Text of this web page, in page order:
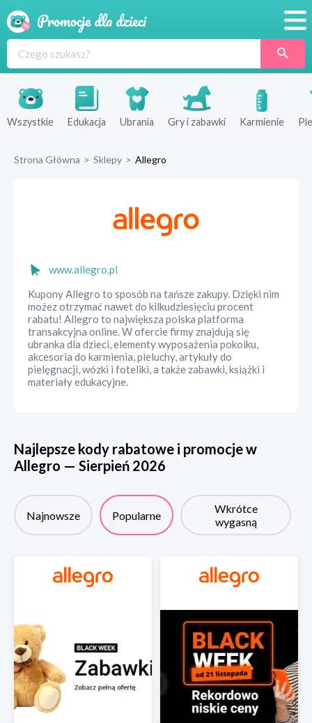
Produkty
Sklepy
Wszystkie Edukacja Ubrania Gry i zabawki Karmienie
Strona Główna > Sklepy > Allegro
www.allegro.pl
Kupony Allegro to sposób na tańsze zakupy. Dzięki nim
możez otrzymać nawet do kilkudziesięciu procent
rabatu! Allegro to największa polska platforma
transakcyjna online. W ofercie firmy znajdują się
ubranka dla dzieci, elementy wyposażenia pokoiku,
akcesoria do karmienia, pieluchy, artykuły do
pielęgnacji, wózki i foteliki, a także zabawki, książki i
materiały edukacyjne.
Najlepsze kody rabatowe i promocje w
Allegro — Sierpień 2026
Najnowsze Popularne
Wkrótce
wygasną